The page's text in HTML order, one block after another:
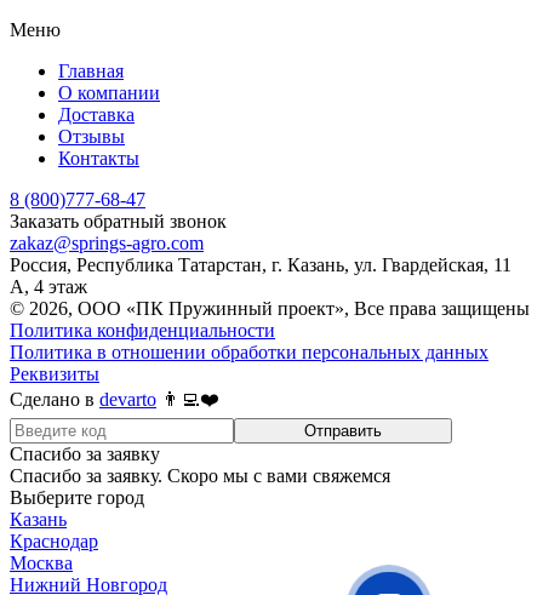
Меню
Главная
О компании
Доставка
Отзывы
Контакты
8 (800)777-68-47
Заказать обратный звонок
zakaz@springs-agro.com
Россия, Республика Татарстан, г. Казань, ул. Гвардейская, 11
А, 4 этаж
© 2026, ООО «ПК Пружинный проект», Все права защищены
Политика конфиденциальности
Политика в отношении обработки персональных данных
Реквизиты
Сделано в devarto 👨‍💻❤️
Отправить
Спасибо за заявку
Спасибо за заявку. Скоро мы с вами свяжемся
Выберите город
Казань
Краснодар
Москва
Нижний Новгород